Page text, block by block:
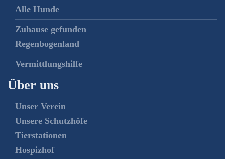
Alle Hunde
Zuhause gefunden
Regenbogenland
Vermittlungshilfe
Über uns
Unser Verein
Unsere Schutzhöfe
Tierstationen
Hospizhof